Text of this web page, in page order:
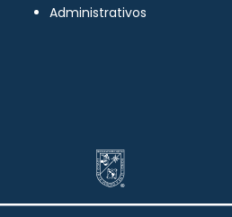
Administrativos